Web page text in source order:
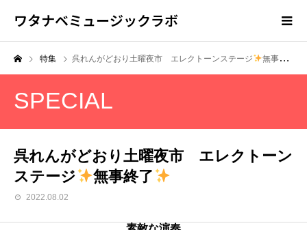
ワタナベミュージックラボ
特集 呉れんがどおり土曜夜市 エレクトーンステージ 無事終了
SPECIAL
呉れんがどおり土曜夜市 エレクトーン
ステージ
無事終了
2022.08.02